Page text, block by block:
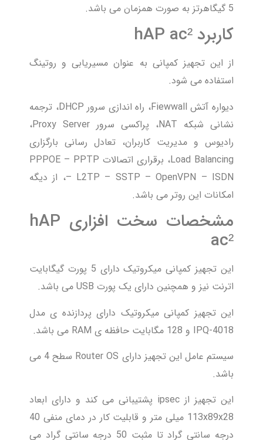
5 گیگاهرتز به صورت همزمان می باشد.
کاربرد hAP ac²
از این تجهیز کمپانی به عنوان مسیریابی و روتینگ
استفاده می شود.
دیواره آتش Fiewwall، راه اندازی سرور DHCP، ترجمه
نشانی شبکه NAT، پراکسی سرور Proxy Server،
رادیوس و مدیریت کاربران، تعادل رسانی بارگزاری
Load Balancing، برقراری اتصالات PPPOE – PPTP
– L2TP – SSTP – OpenVPN – ISDN، از دیگه
امکانات این روتر می باشد.
مشخصات سخت افزاری hAP
ac²
این تجهیز کمپانی میکروتیک دارای 5 پورت گیگابایت
اترنت نیز و همچنین دارای یک پورت USB می باشد.
این تجهیز کمپانی میکروتیک دارای پردازنده ی مدل
IPQ-4018 و 128 مگابایت حافظه ی RAM می باشد.
سیستم عامل این تجهیز دارای Router OS سطح 4 می
باشد.
این تجهیز از ipsec پشتیبانی می کند و دارای ابعاد
113x89x28 میلی متر و قابلیت کار در دمای منفی 40
درجه سانتی گراد تا مثبت 50 درجه سانتی گراد می